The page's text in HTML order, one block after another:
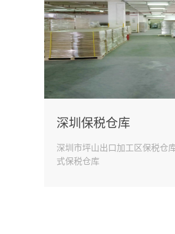
深圳保税仓库
深圳市坪山出口加工区保税仓
式保税仓库